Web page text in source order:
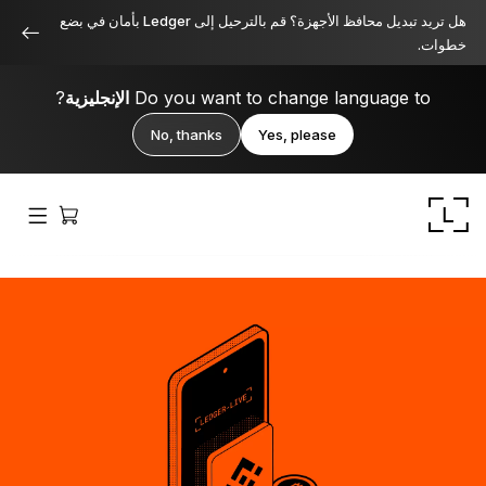
هل تريد تبديل محافظ الأجهزة؟ قم بالترحيل إلى Ledger بأمان في بضع
خطوات.
Do you want to change language to الإنجليزية?
Yes, please
No, thanks
متميز من جميع الزوايا